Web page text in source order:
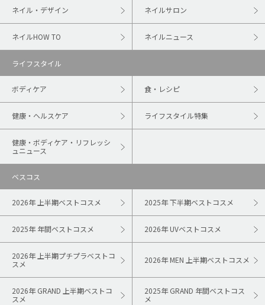
ネイル・デザイン ネイルサロン
ネイルHOW TO ネイルニュース
ライフスタイル
ボディケア 食・レシピ
健康・ヘルスケア ライフスタイル特集
健康・ボディケア・リフレッシ
ュニュース
ベスコス
2026年 上半期ベストコスメ 2025年 下半期ベストコスメ
2025年 年間ベストコスメ 2026年 UVベストコスメ
2026年 上半期プチプラベストコ
スメ
2026年 MEN 上半期ベストコスメ
2026年 GRAND 上半期ベストコ
スメ
2025年 GRAND 年間ベストコス
メ